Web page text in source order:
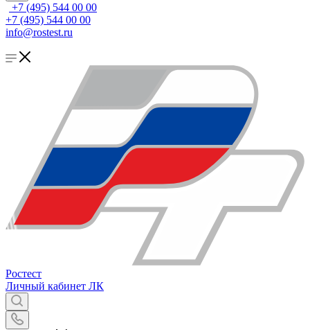
+7 (495) 544 00 00
+7 (495) 544 00 00
info@rostest.ru
Ростест
Личный кабинет ЛК